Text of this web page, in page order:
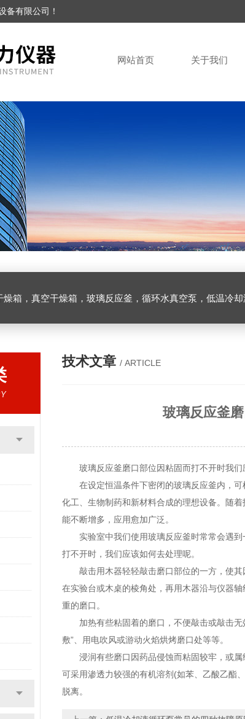
备有限公司！
网站首页 关于我们
箱，真空干燥箱，玻璃反应釜，循环水真空泵，低温冷却液循环泵，旋转蒸发
技术文章 / ARTICLE
玻璃反应釜
玻璃反应釜磨口部位因粘固而打不开时我们
在设定恒温条件下密闭的玻璃反应釜内，可
化工、生物制药和新材料合成的理想设备。随
能不断增多，应用愈加广泛。
实验室中我们使用玻璃反应釜时常常会遇到
打不开时，我们应该如何去处理呢。
敲击用木器轻轻敲击磨口部位的一方，使其
在实验台或木桌的棱角处，再用木器沿与仪器
重的磨口。
加热有些粘固着的磨口，不便敲击或敲击无
敷”、用电吹风或游动火焰烘烤磨口处等等。
浸润有些磨口因药品侵蚀而粘固较牢，或属
可采用渗透力较强的有机溶剂(如苯、乙酸乙酯
脱离。